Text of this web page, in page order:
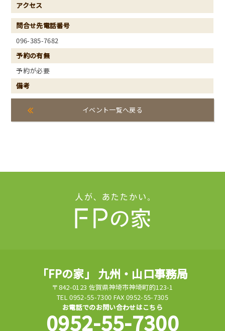
アクセス
問合せ先電話番号
096-385-7682
予約の有無
予約が必要
備考
イベント一覧へ戻る
「FPの家」 九州・山口事務局
〒842-0123 佐賀県神埼市神埼町的123-1
TEL 0952-55-7300 FAX 0952-55-7305
お電話でのお問い合わせはこちら
0952-55-7300